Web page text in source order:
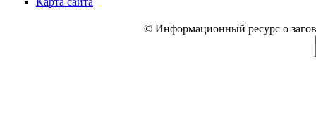
© Информационный ресурс о